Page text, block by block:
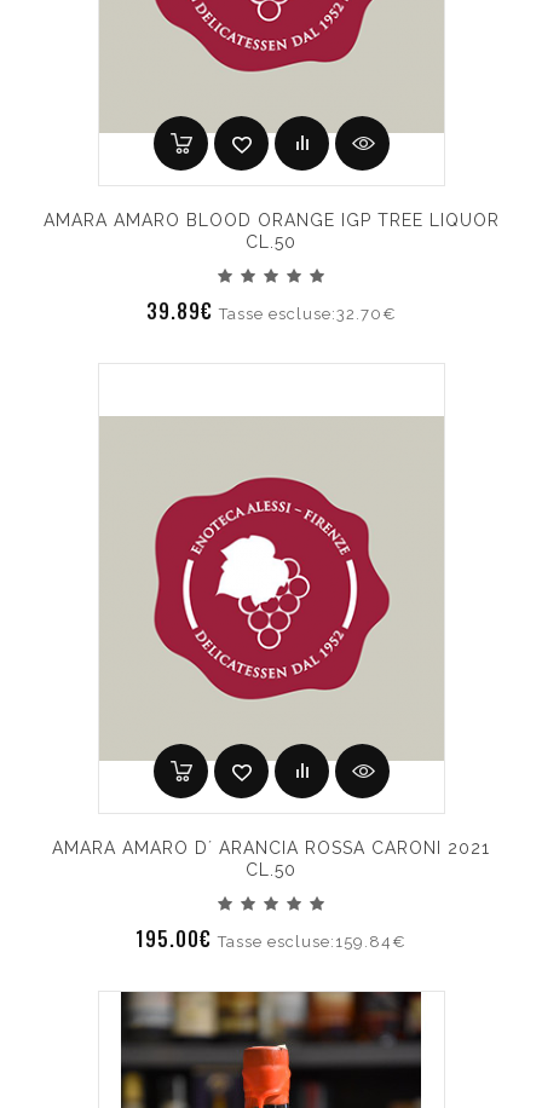
AMARA AMARO BLOOD ORANGE IGP TREE LIQUOR
CL.50
39.89€Tasse escluse:32.70€
AMARA AMARO D´ ARANCIA ROSSA CARONI 2021
CL.50
195.00€Tasse escluse:159.84€